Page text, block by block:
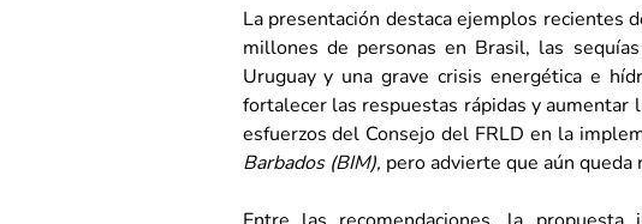
La presentación destaca ejemplos recientes
millones de personas en Brasil, las
Uruguay y una grave crisis energética e
fortalecer las respuestas rápidas y
esfuerzos del Consejo del FRLD en la
Barbados (BIM), pero advierte que aún